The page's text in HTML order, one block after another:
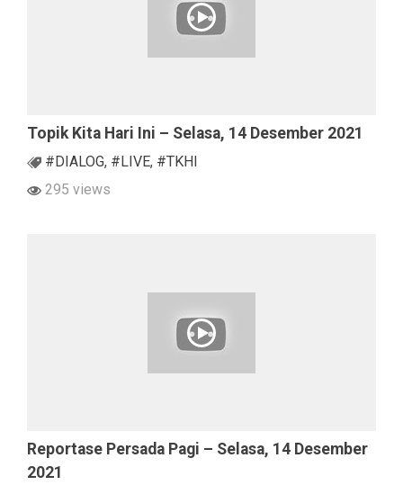
Topik Kita Hari Ini – Selasa, 14 Desember 2021
#DIALOG, #LIVE, #TKHI
295 views
Reportase Persada Pagi – Selasa, 14 Desember
2021